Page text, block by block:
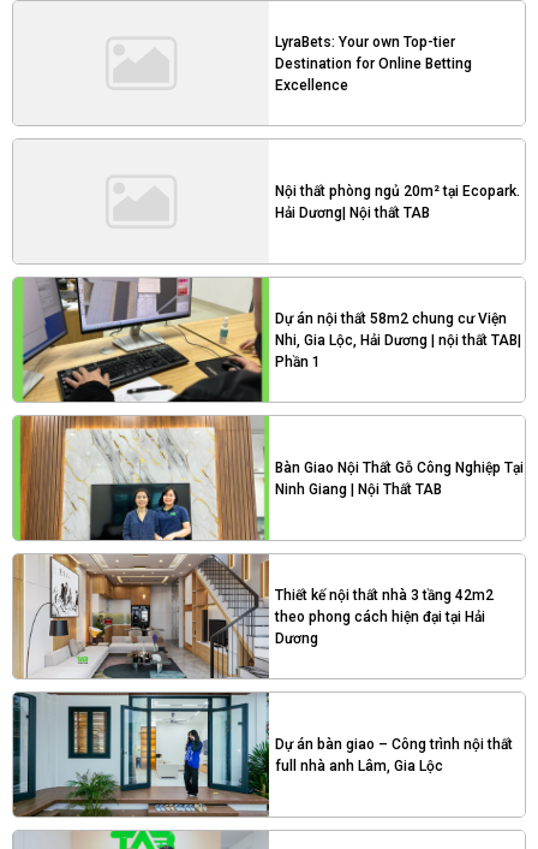
LyraBets: Your own Top-tier
Destination for Online Betting
Excellence
Nội thất phòng ngủ 20m² tại Ecopark.
Hải Dương| Nội thất TAB
Dự án nội thất 58m2 chung cư Viện
Nhi, Gia Lộc, Hải Dương | nội thất TAB|
Phần 1
Bàn Giao Nội Thất Gỗ Công Nghiệp Tại
Ninh Giang | Nội Thất TAB
Thiết kế nội thất nhà 3 tầng 42m2
theo phong cách hiện đại tại Hải
Dương
Dự án bàn giao – Công trình nội thất
full nhà anh Lâm, Gia Lộc